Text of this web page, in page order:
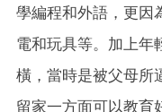
學編程和外語，更因
電和玩具等。加上年
橫，當時是被父母所
留家一方面可以教育